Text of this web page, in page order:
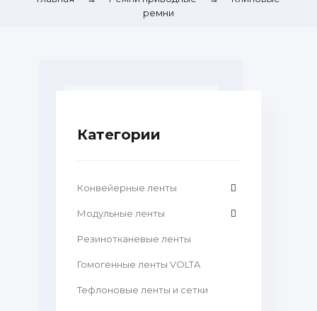
ремни
Категории
Конвейерные ленты
Модульные ленты
Резинотканевые ленты
Гомогенные ленты VOLTA
Тефлоновые ленты и сетки